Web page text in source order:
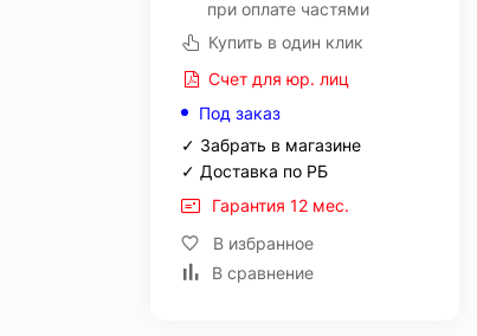
при оплате частями
Купить в один клик
Счет для юр. лиц
Под заказ
✓ Забрать в магазине
✓ Доставка по РБ
Гарантия 12 мес.
В избранное
В сравнение